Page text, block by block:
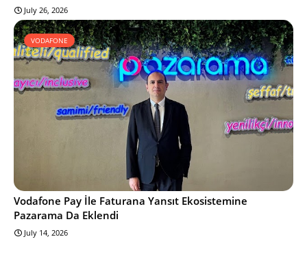
July 26, 2026
VODAFONE
Vodafone Pay İle Faturana Yansıt Ekosistemine
Pazarama Da Eklendi
July 14, 2026